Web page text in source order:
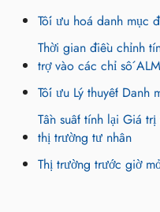
Tối ưu hoá danh mục
Thời gian điều chỉnh
trợ vào các chỉ số ALM
Tối ưu Lý thuyết Danh
Tần suất tính lại Giá
thị trường tư nhân
Thị trường trước giờ